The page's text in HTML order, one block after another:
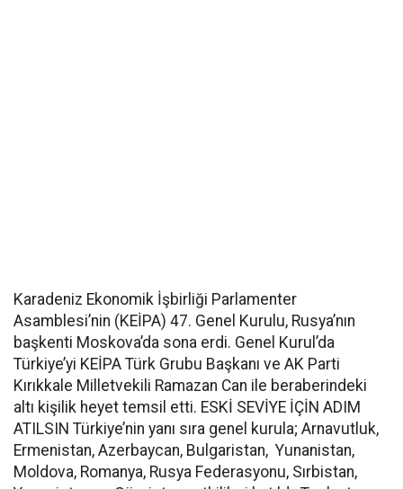
Karadeniz Ekonomik İşbirliği Parlamenter
Asamblesi’nin (KEİPA) 47. Genel Kurulu, Rusya’nın
başkenti Moskova’da sona erdi. Genel Kurul’da
Türkiye’yi KEİPA Türk Grubu Başkanı ve AK Parti
Kırıkkale Milletvekili Ramazan Can ile beraberindeki
altı kişilik heyet temsil etti. ESKİ SEVİYE İÇİN ADIM
ATILSIN Türkiye’nin yanı sıra genel kurula; Arnavutluk,
Ermenistan, Azerbaycan, Bulgaristan, Yunanistan,
Moldova, Romanya, Rusya Federasyonu, Sırbistan,